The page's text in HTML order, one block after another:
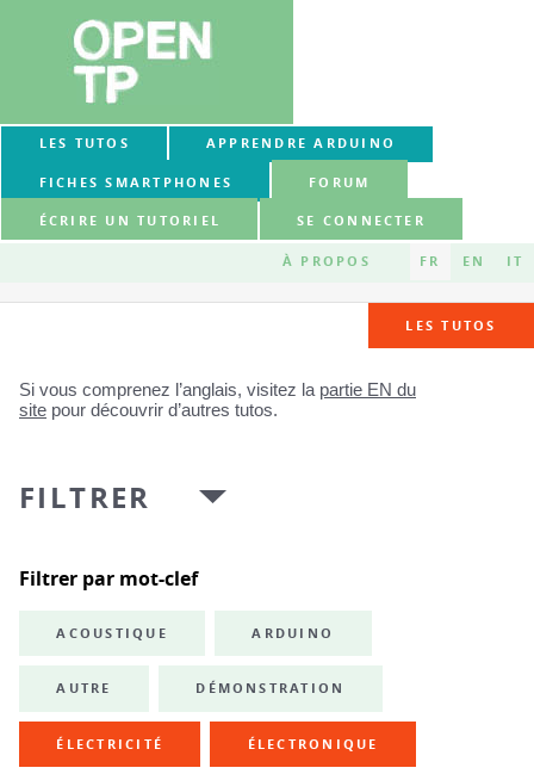
LES TUTOS APPRENDRE ARDUINO
FICHES SMARTPHONES FORUM
ÉCRIRE UN TUTORIEL SE CONNECTER
À PROPOS FR EN IT
LES TUTOS
Si vous comprenez l’anglais, visitez la partie EN du
site pour découvrir d’autres tutos.
FILTRER
Filtrer par mot-clef
ACOUSTIQUE ARDUINO
AUTRE DÉMONSTRATION
ÉLECTRICITÉ ÉLECTRONIQUE